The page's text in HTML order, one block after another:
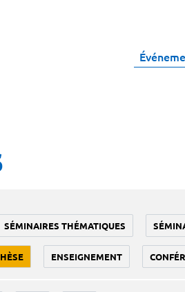
SÉMINAIRES THÉMATIQUES
ENSEIGNEMENT